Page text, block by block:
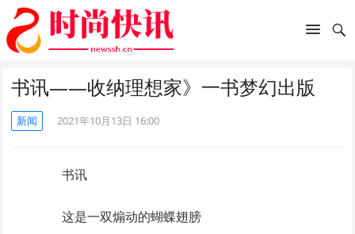
书讯——收纳理想家》一书梦幻出版
新闻 2021年10月13日 16:00
书讯
这是一双煽动的蝴蝶翅膀